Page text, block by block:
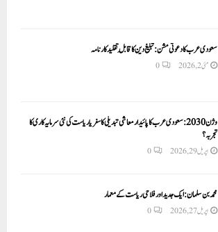
سعودی عرب کا دعوتی مشن: تبلیغ دین کا قابلِ تقلید کارنامہ
مئی 2, 2026 0
وژن 2030:سعودی عرب کا پائیدار معاشی تبدیلی کا سفر یا ریاست کی نئی سرمایہ کاری کا
تجربہ؟
اپریل 29, 2026 0
محمد بن سلمان: ایک جدید اور فلاحی ریاست کے معمار
اپریل 27, 2026 0